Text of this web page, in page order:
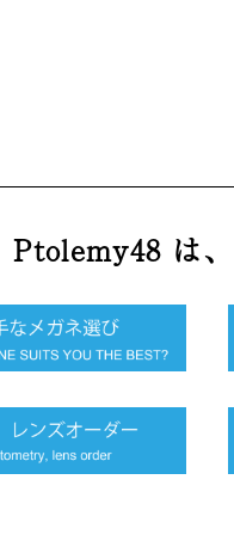
Ptolemy48 は、